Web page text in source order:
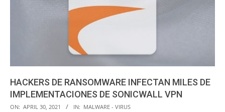
HACKERS DE RANSOMWARE INFECTAN MILES DE
IMPLEMENTACIONES DE SONICWALL VPN
2021-
ON: APRIL 30, 2021 IN: MALWARE - VIRUS